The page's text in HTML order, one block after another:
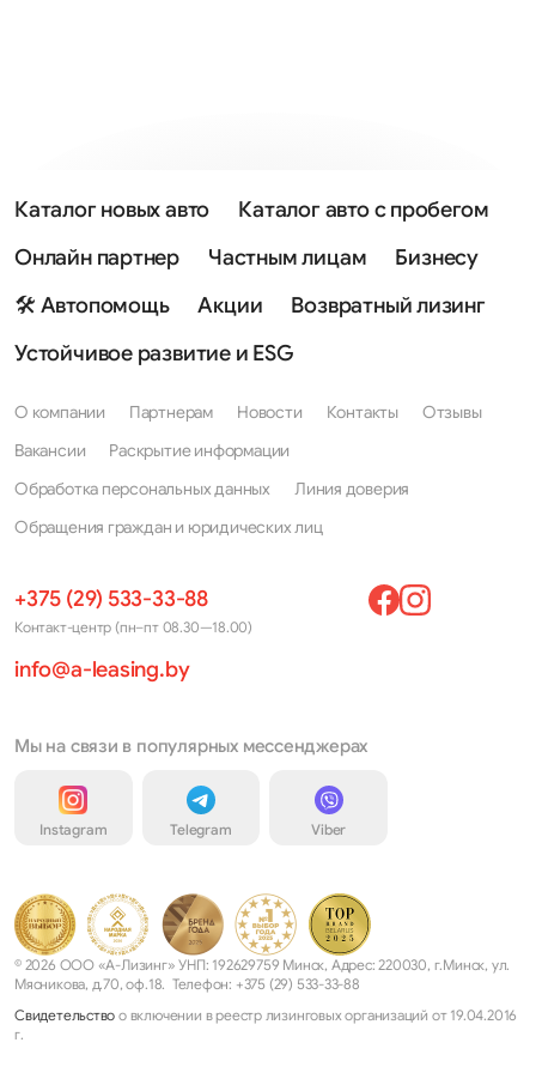
Каталог новых авто
Каталог авто с пробегом
Онлайн партнер
Частным лицам
Бизнесу
🛠 Автопомощь
Акции
Возвратный лизинг
Устойчивое развитие и ESG
О компании Партнерам Новости Контакты
Отзывы
Вакансии
Раскрытие информации
Обработка персональных данных
Линия доверия
Обращения граждан и юридических лиц
+375 (29) 533-33-88
Контакт-центр (пн–пт 08.30—18.00)
info@a-leasing.by
Мы на связи в популярных мессенджерах
Instagram Telegram Viber
© 2026 ООО «А-Лизинг» УНП: 192629759 Минск, Адрес: 220030, г.Минск, ул.
Мясникова, д.70, оф.18. Телефон: +375 (29) 533-33-88
Свидетельство о включении в реестр лизинговых организаций от 19.04.2016
г.